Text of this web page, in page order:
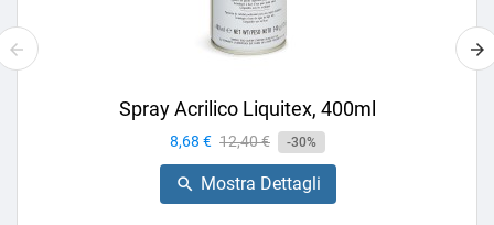
Spray Acrilico Liquitex, 400ml
Prezzo
8,68 € Prezzo
base
12,40 € -30%
 Mostra Dettagli